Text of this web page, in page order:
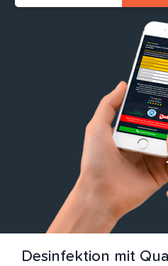
Desinfektion mit